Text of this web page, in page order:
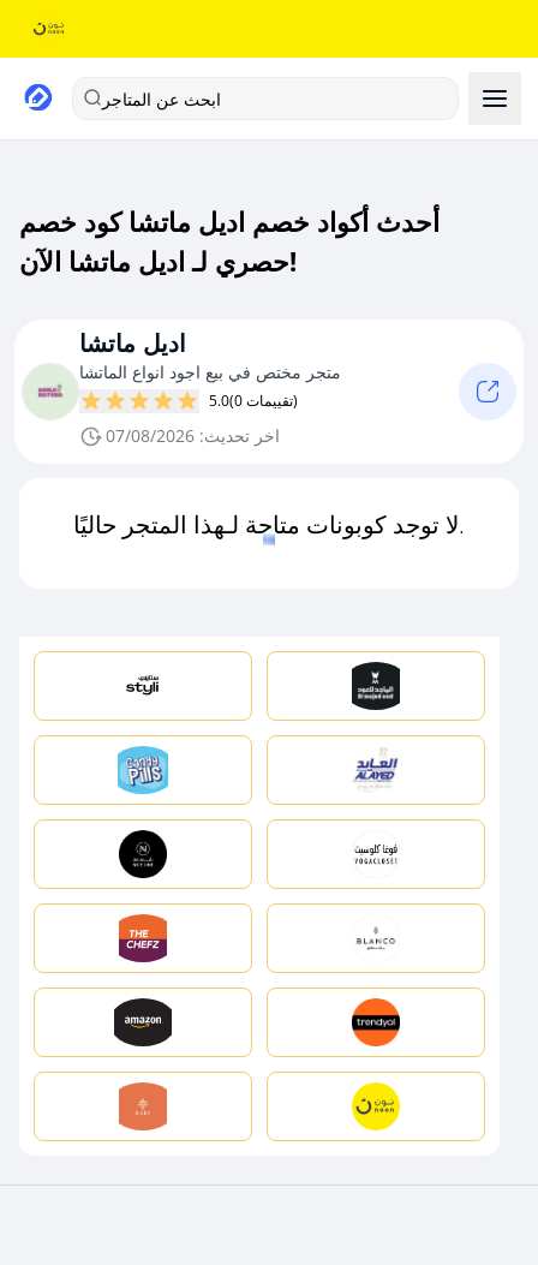
ابحث عن المتاجر
أحدث أكواد خصم اديل ماتشا كود خصم
حصري لـ اديل ماتشا الآن!
اديل ماتشا
متجر مختص في بيع اجود انواع الماتشا
5.0 (0 تقييمات)
اخر تحديث: 07/08/2026
لا توجد كوبونات متاحة لـهذا المتجر حاليًا.